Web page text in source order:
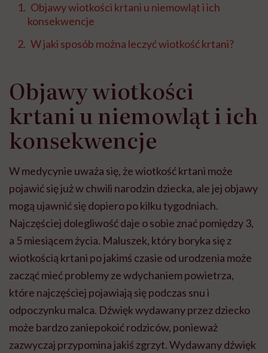
Objawy wiotkości krtani u niemowląt i ich
konsekwencje
W jaki sposób można leczyć wiotkość krtani?
Objawy wiotkości
krtani u niemowląt i ich
konsekwencje
W medycynie uważa się, że wiotkość krtani może
pojawić się już w chwili narodzin dziecka, ale jej objawy
mogą ujawnić się dopiero po kilku tygodniach.
Najczęściej dolegliwość daje o sobie znać pomiędzy 3,
a 5 miesiącem życia. Maluszek, który boryka się z
wiotkością krtani po jakimś czasie od urodzenia może
zacząć mieć problemy ze wdychaniem powietrza,
które najczęściej pojawiają się podczas snu i
odpoczynku malca. Dźwięk wydawany przez dziecko
może bardzo zaniepokoić rodziców, ponieważ
zazwyczaj przypomina jakiś zgrzyt. Wydawany dźwięk